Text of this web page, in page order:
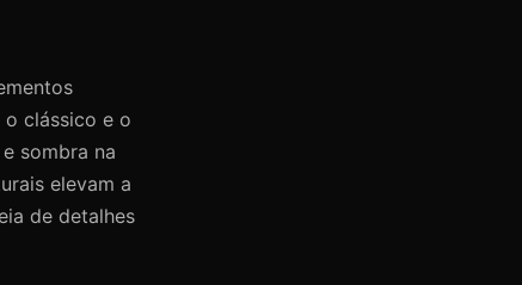
clássico e o
sombra na
elevam a
de detalhes